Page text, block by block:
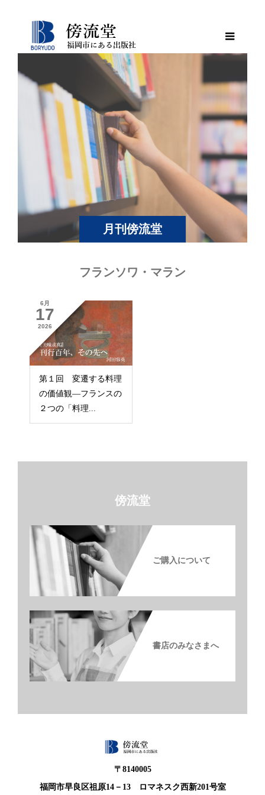
月刊傍流堂
フランソワ・マラン
6月
17
2026
第１回 変遷する料理
の価値観―フランスの
２つの「料理...
傍流堂
ご購入について
書店のみなさまへ
〒8140005
福岡市早良区祖原14－13 ロマネスク西新201号室